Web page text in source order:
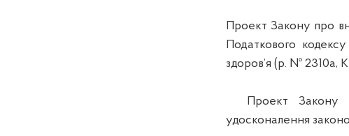
Проект Закону про
Податкового
здоров’я (р. № 2310а,
Проект Закону
удосконалення